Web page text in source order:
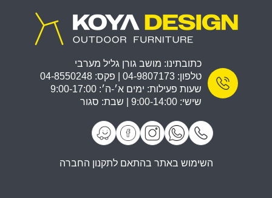
כתובתינו: מושב גורן גליל מערבי
טלפון: 04-9807173 | פקס: 04-8550248
שעות פעילות: ימים א׳-ה׳: 9:00-17:00
שישי: 9:00-14:00 | שבת: סגור
השימוש באתר בהתאם לתקנון החברה